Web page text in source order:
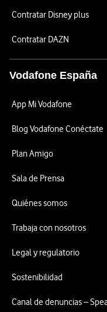
Contratar Disney plus
Contratar DAZN
Vodafone España
App Mi Vodafone
Blog Vodafone Conéctate
Plan Amigo
Sala de Prensa
Quiénes somos
Trabaja con nosotros
Legal y regulatorio
Sostenibilidad
Canal de denuncias –